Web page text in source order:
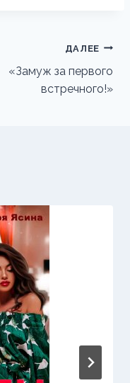
ДАЛЕЕ
«Замуж за первого
встречного!»